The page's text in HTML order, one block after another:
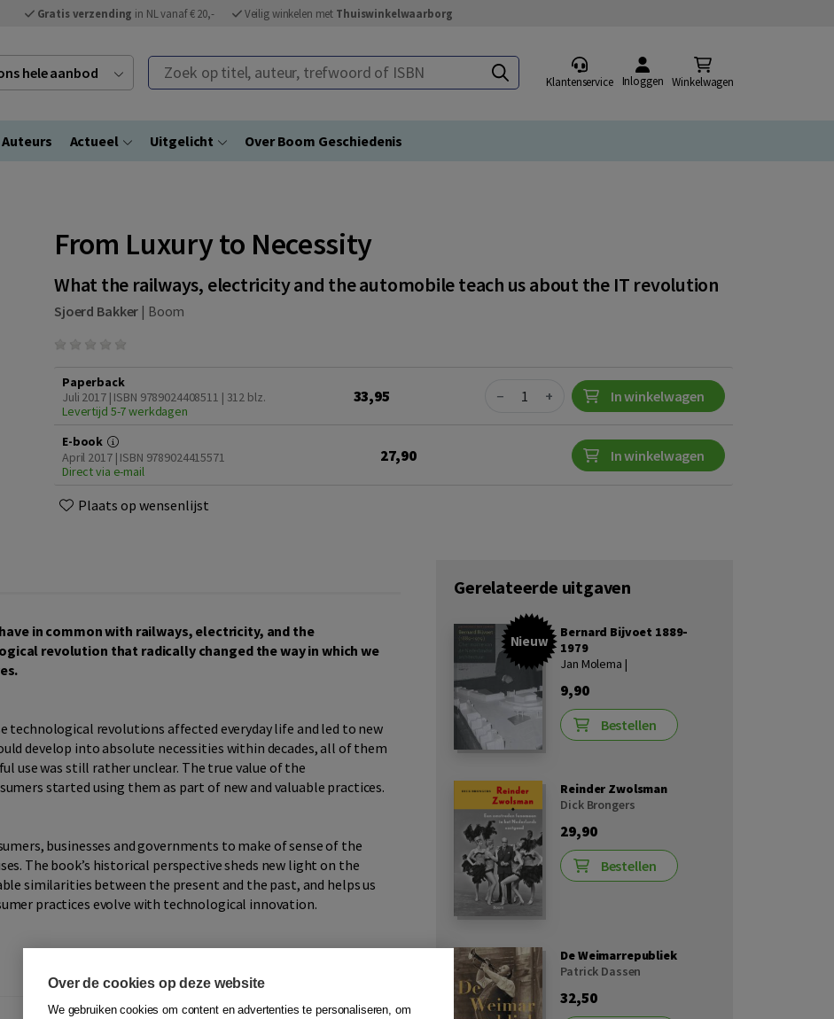
Gratis verzending in NL vanaf € 20,- Veilig winkelen met Thuiswinkelwaarborg
hele aanbod Zoek op titel, auteur, trefwoord of ISBN
Klantenservice Inloggen Winkelwagen
Auteurs Actueel Uitgelicht Over Boom Geschiedenis
From Luxury to Necessity
What the railways, electricity and the automobile teach us about the IT revolution
Sjoerd Bakker | Boom
Paperback
Juli 2017 | ISBN 9789024408511 | 312 blz.
Levertijd 5-7 werkdagen
33,95 Quantity
− + In winkelwagen
E-book
April 2017 | ISBN 9789024415571
Direct via e-mail
27,90 In winkelwagen
Plaats op wensenlijst
in common with railways, electricity, and the
revolution that radically changed the way in which we
technological revolutions affected everyday life and led to new
develop into absolute necessities within decades, all of them
use was still rather unclear. The true value of the
started using them as part of new and valuable practices.
businesses and governments to make of sense of the
The book’s historical perspective sheds new light on the
similarities between the present and the past, and helps us
practices evolve with technological innovation.
Gerelateerde uitgaven
Nieuw
Bernard Bijvoet 1889-
1979
Jan Molema |
9,90
Bestellen
Reinder Zwolsman
Dick Brongers
29,90
Bestellen
De Weimarrepubliek
Patrick Dassen
32,50
Over de cookies op deze website
We gebruiken cookies om content en advertenties te personaliseren, om